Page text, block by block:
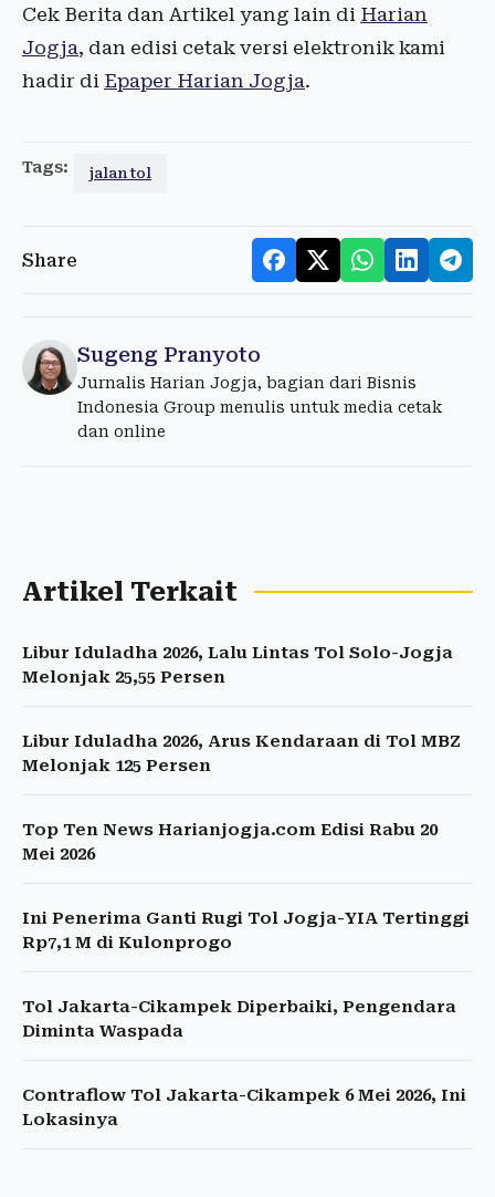
Cek Berita dan Artikel yang lain di Harian
Jogja, dan edisi cetak versi elektronik kami
hadir di Epaper Harian Jogja.
Tags: jalan tol
Share
Sugeng Pranyoto
Jurnalis Harian Jogja, bagian dari Bisnis
Indonesia Group menulis untuk media cetak
dan online
Artikel Terkait
Libur Iduladha 2026, Lalu Lintas Tol Solo-Jogja
Melonjak 25,55 Persen
Libur Iduladha 2026, Arus Kendaraan di Tol MBZ
Melonjak 125 Persen
Top Ten News Harianjogja.com Edisi Rabu 20
Mei 2026
Ini Penerima Ganti Rugi Tol Jogja-YIA Tertinggi
Rp7,1 M di Kulonprogo
Tol Jakarta-Cikampek Diperbaiki, Pengendara
Diminta Waspada
Contraflow Tol Jakarta-Cikampek 6 Mei 2026, Ini
Lokasinya